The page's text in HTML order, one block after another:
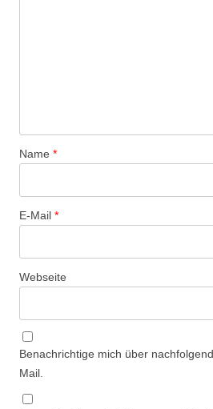
Name *
E-Mail *
Webseite
Benachrichtige mich über
Mail.